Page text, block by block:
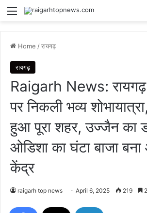
Menu
Home /रायगढ़
रायगढ़
Raigarh News: रायगढ़
पर निकली भव्य
हुआ पूरा शहर, उज्जैन का
ओडिशा का घंटा बाजा
केंद्र
raigarh top news April 6, 2025 219